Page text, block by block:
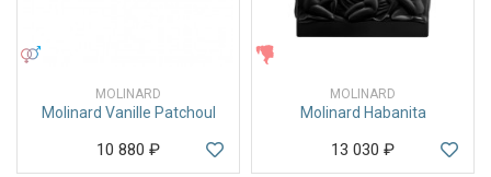
MOLINARD
Molinard Vanille Patchoul
10 880 ₽
MOLINARD
Molinard Habanita
13 030 ₽